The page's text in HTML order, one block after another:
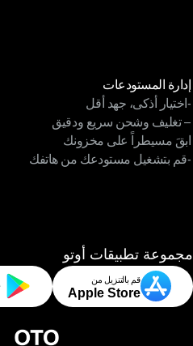
إدارة المستودعات
إدارة المستودعات
-اختيار أذكى، جهد أقل
-اختيار أذكى، جهد أقل
– تغليف وشحن سريع ودقيق
– تغليف وشحن سريع ودقيق
ابقَ مسيطراً على مخزونك
ابقَ مسيطراً على مخزونك
-قم بتشغيل مستودعك من هاتفك
مجموعة تطبيقات أوتو
قم بالتنزيل من
Apple Store